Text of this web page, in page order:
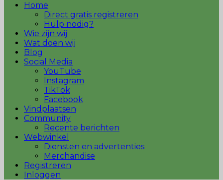
Home
Direct gratis registreren
Hulp nodig?
Wie zijn wij
Wat doen wij
Blog
Social Media
YouTube
Instagram
TikTok
Facebook
Vindplaatsen
Community
Recente berichten
Webwinkel
Diensten en advertenties
Merchandise
Registreren
Inloggen